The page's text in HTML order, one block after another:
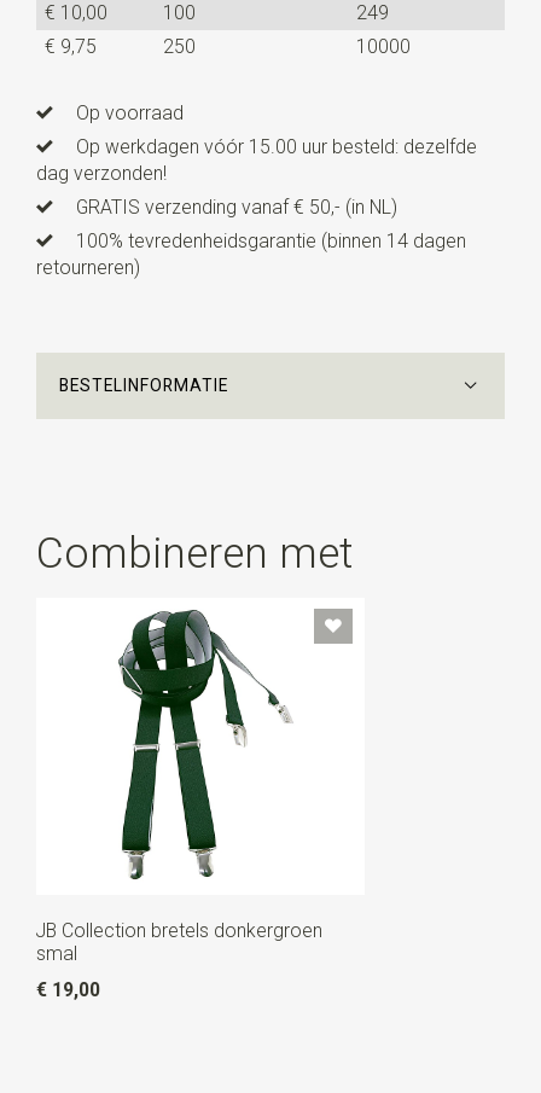
€ 10,00
100
249
€ 9,75
250 10000
Op voorraad
Op werkdagen vóór 15.00 uur besteld: dezelfde
dag verzonden!
GRATIS verzending vanaf € 50,- (in NL)
100% tevredenheidsgarantie (binnen 14 dagen
retourneren)
BESTELINFORMATIE
Combineren met
JB Collection bretels donkergroen
smal
€ 19,00